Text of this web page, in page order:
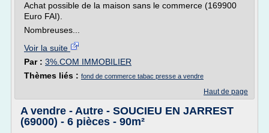
Achat possible de la maison sans le commerce (169900
Euro FAI).
Nombreuses...
Voir la suite
Par : 3%.COM IMMOBILIER
Thèmes liés : fond de commerce tabac presse a vendre
Haut de page
A vendre - Autre - SOUCIEU EN JARREST
(69000) - 6 pièces - 90m²